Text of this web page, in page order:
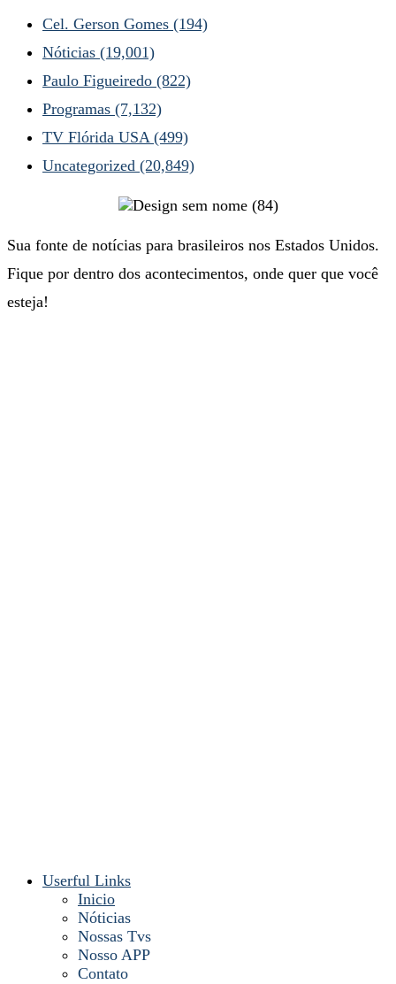
Cel. Gerson Gomes (194)
Nóticias (19,001)
Paulo Figueiredo (822)
Programas (7,132)
TV Flórida USA (499)
Uncategorized (20,849)
Sua fonte de notícias para brasileiros nos Estados Unidos.
Fique por dentro dos acontecimentos, onde quer que você
esteja!
Userful Links
Inicio
Nóticias
Nossas Tvs
Nosso APP
Contato